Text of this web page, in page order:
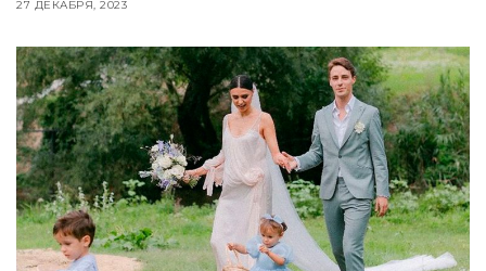
27 ДЕКАБРЯ, 2023